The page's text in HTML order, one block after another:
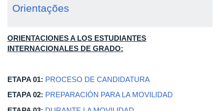
Orientações
ORIENTACIONES A LOS ESTUDIANTES
INTERNACIONALES DE GRADO:
ETAPA 01: PROCESO DE CANDIDATURA
ETAPA 02: PREPARACIÓN PARA LA MOVILIDAD